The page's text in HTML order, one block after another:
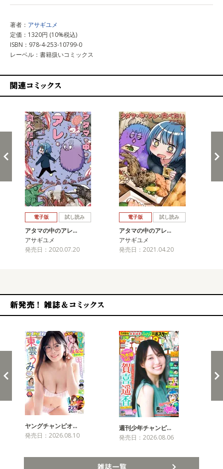
著者： アサギユメ
定価：1320円 (10%税込)
ISBN：978-4-253-10799-0
レーベル：書籍扱いコミックス
電子版 試し読み
アタマの中のアレ…
アサギユメ
発売日：2020.07.20
電子版 試し読み
アタマの中のアレ…
アサギユメ
発売日：2021.04.20
ヤングチャンピオ…
発売日：2026.08.10
週刊少年チャンピ…
発売日：2026.08.06